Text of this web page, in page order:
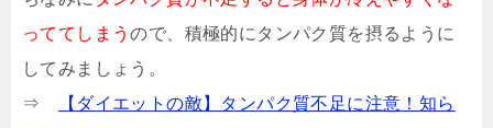
っててしまうので、積極的にタンパク質を摂るように
してみましょう。
⇒
【ダイエットの敵】タンパク質不足に注意！知ら